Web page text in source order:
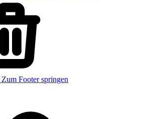
Zum Footer springen